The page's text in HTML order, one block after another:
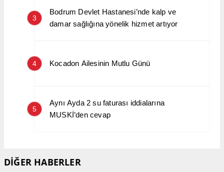
3
Bodrum Devlet Hastanesi’nde kalp ve
damar sağlığına yönelik hizmet artıyor
4 Kocadon Ailesinin Mutlu Günü
5
Aynı Ayda 2 su faturası iddialarına
MUSKİ’den cevap
DİĞER HABERLER